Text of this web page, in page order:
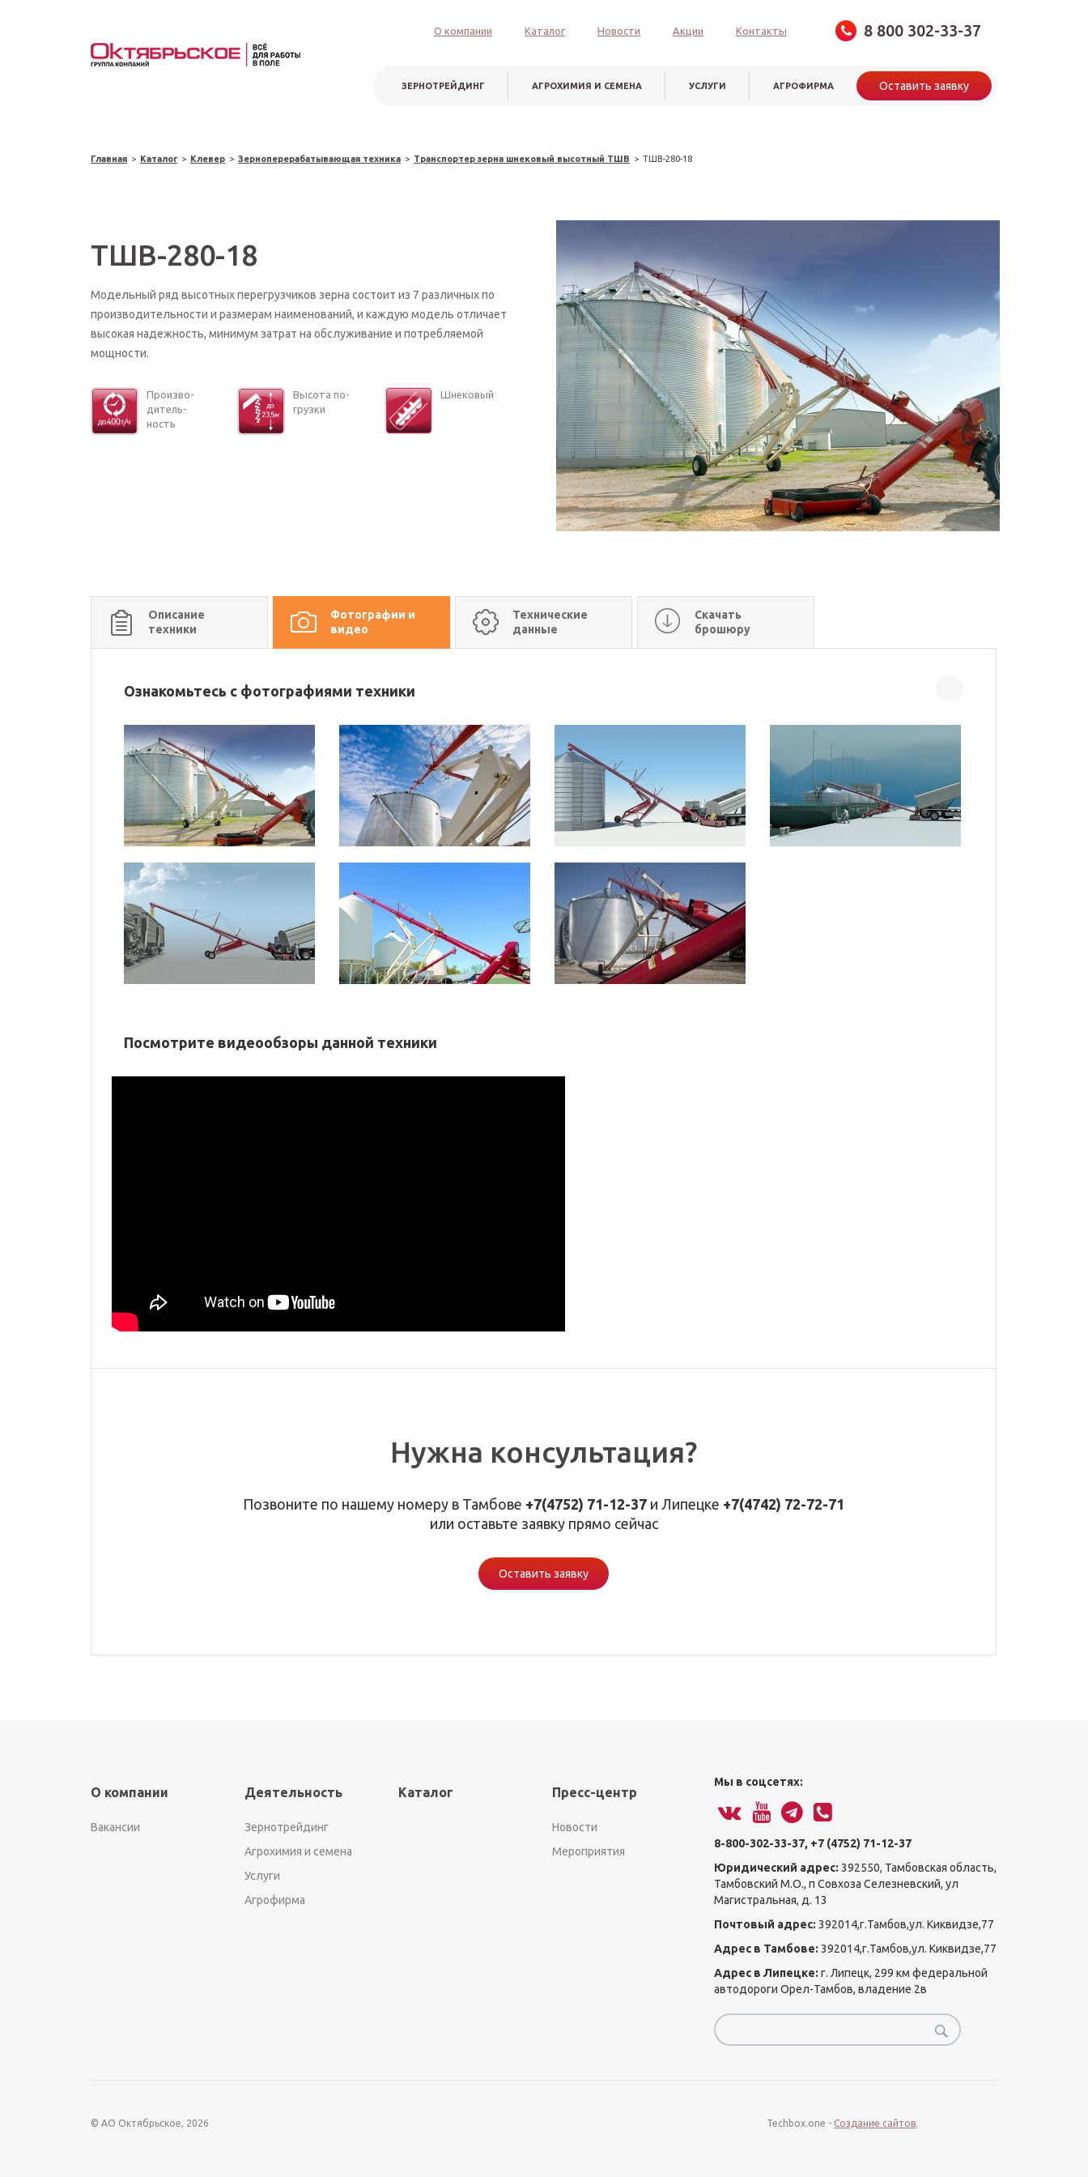
8 800 302-33-37
О компании Каталог Новости Акции Контакты
ЗЕРНОТРЕЙДИНГ АГРОХИМИЯ И СЕМЕНА УСЛУГИ АГРОФИРМА Оставить заявку
Главная > Каталог > Клевер > Зерноперерабатывающая техника > Транспортер зерна шнековый высотный ТШВ > ТШВ-280-18
ТШВ-280-18
Модельный ряд высотных перегрузчиков зерна состоит из 7 различных по
производительности и размерам наименований, и каждую модель отличает
высокая надежность, минимум затрат на обслуживание и потребляемой
мощности.
Про­из­во­
ди­тель­
ность
Вы­со­та по­
груз­ки
Шне­ко­вый
Описание
техники
Фотографии и
видео
Технические
данные
Скачать
брошюру
Ознакомьтесь с фотографиями техники
Посмотрите видеообзоры данной техники
Нужна консультация?
Позвоните по нашему номеру в Тамбове +7(4752) 71-12-37 и Липецке +7(4742) 72-72-71
или оставьте заявку прямо сейчас
Оставить заявку
О компании
Вакансии
Деятельность
Зернотрейдинг
Агрохимия и семена
Услуги
Агрофирма
Каталог Пресс-центр
Новости
Мероприятия
Мы в соцсетях:
8-800-302-33-37, +7 (4752) 71-12-37
Юридический адрес: 392550, Тамбовская область,
Тамбовский М.О., п Совхоза Селезневский, ул
Магистральная, д. 13
Почтовый адрес: 392014,г.Тамбов,ул. Киквидзе,77
Адрес в Тамбове: 392014,г.Тамбов,ул. Киквидзе,77
Адрес в Липецке: г. Липецк, 299 км федеральной
автодороги Орел-Тамбов, владение 2в
© АО Октябрьское, 2026 Techbox.one - Создание сайтов.